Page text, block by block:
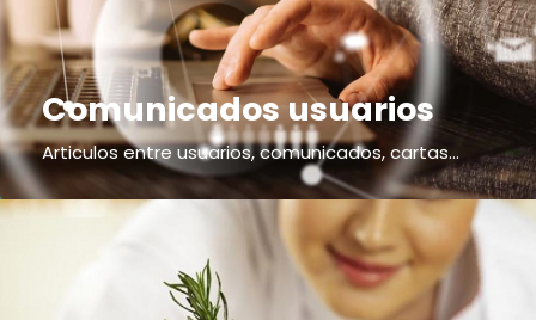
Comunicados usuarios
Articulos entre usuarios, comunicados, cartas...